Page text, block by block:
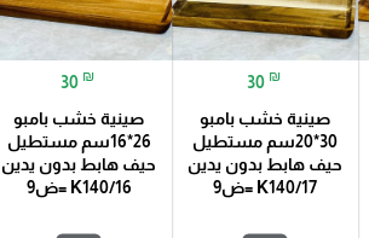
30 ₪
صينية خشب بامبو
30*20سم مستطيل
حيف هابط بدون يدين
K140/17 =ض9
30 ₪
صينية خشب بامبو
26*16سم مستطيل
حيف هابط بدون يدين
K140/16 =ض9